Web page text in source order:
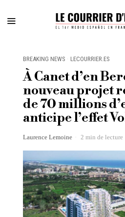
BREAKING NEWS · LECOURRIER.ES
À Canet d’en
nouveau projet
de 70 millions
anticipe l’effet
Laurence Lemoine 2 min de lecture